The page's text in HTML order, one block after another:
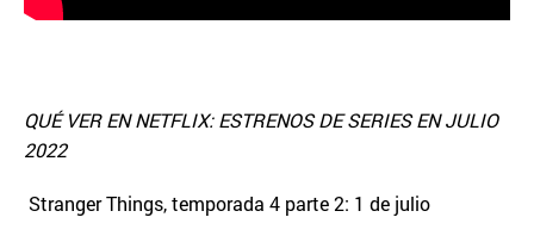
QUÉ VER EN NETFLIX: ESTRENOS DE SERIES EN JULIO
2022
Stranger Things, temporada 4 parte 2: 1 de julio